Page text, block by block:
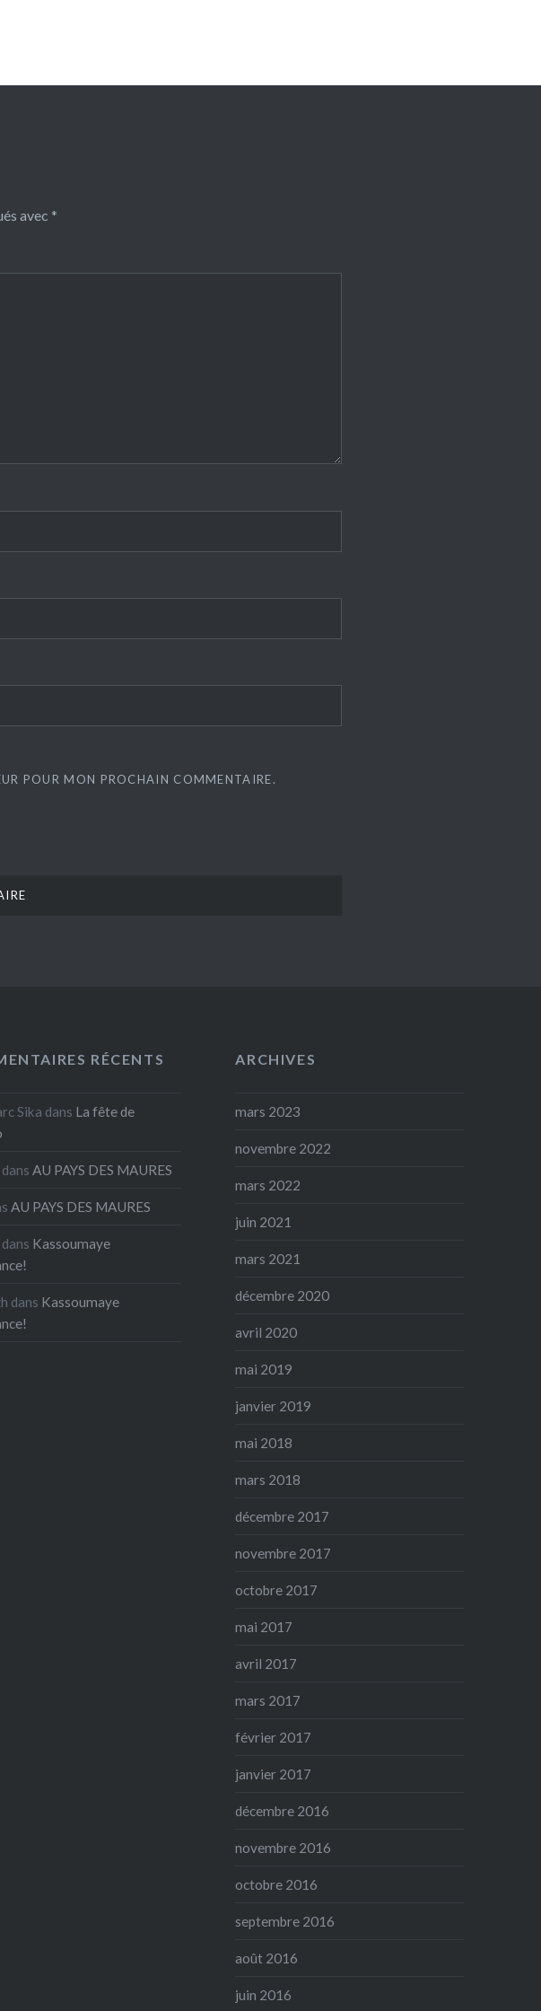
avec *
POUR MON PROCHAIN COMMENTAIRE.
RÉCENTS
Sika dans La fête de
dansAU PAYS DES MAURES
AU PAYS DES MAURES
dans Kassoumaye
dans Kassoumaye
ARCHIVES
mars 2023
novembre 2022
mars 2022
juin 2021
mars 2021
décembre 2020
avril 2020
mai 2019
janvier 2019
mai 2018
mars 2018
décembre 2017
novembre 2017
octobre 2017
mai 2017
avril 2017
mars 2017
février 2017
janvier 2017
décembre 2016
novembre 2016
octobre 2016
septembre 2016
août 2016
juin 2016